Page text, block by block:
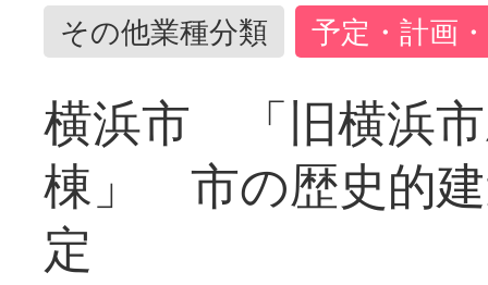
その他業種分類 予定・計画
横浜市 「旧横浜
棟」 市の歴史的
定